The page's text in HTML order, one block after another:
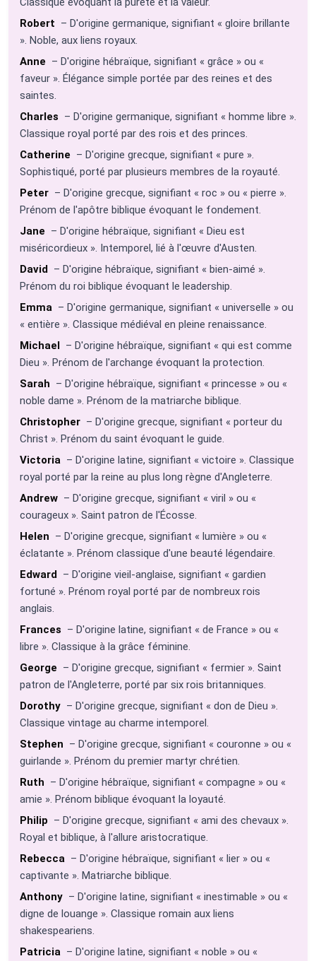
Robert – D'origine germanique, signifiant « gloire brillante
». Noble, aux liens royaux.
Anne – D'origine hébraïque, signifiant « grâce » ou «
faveur ». Élégance simple portée par des reines et des
saintes.
Charles – D'origine germanique, signifiant « homme libre ».
Classique royal porté par des rois et des princes.
Catherine – D'origine grecque, signifiant « pure ».
Sophistiqué, porté par plusieurs membres de la royauté.
Peter – D'origine grecque, signifiant « roc » ou « pierre ».
Prénom de l'apôtre biblique évoquant le fondement.
Jane – D'origine hébraïque, signifiant « Dieu est
miséricordieux ». Intemporel, lié à l'œuvre d'Austen.
David – D'origine hébraïque, signifiant « bien-aimé ».
Prénom du roi biblique évoquant le leadership.
Emma – D'origine germanique, signifiant « universelle » ou
« entière ». Classique médiéval en pleine renaissance.
Michael – D'origine hébraïque, signifiant « qui est comme
Dieu ». Prénom de l'archange évoquant la protection.
Sarah – D'origine hébraïque, signifiant « princesse » ou «
noble dame ». Prénom de la matriarche biblique.
Christopher – D'origine grecque, signifiant « porteur du
Christ ». Prénom du saint évoquant le guide.
Victoria – D'origine latine, signifiant « victoire ». Classique
royal porté par la reine au plus long règne d'Angleterre.
Andrew – D'origine grecque, signifiant « viril » ou «
courageux ». Saint patron de l'Écosse.
Helen – D'origine grecque, signifiant « lumière » ou «
éclatante ». Prénom classique d'une beauté légendaire.
Edward – D'origine vieil-anglaise, signifiant « gardien
fortuné ». Prénom royal porté par de nombreux rois
anglais.
Frances – D'origine latine, signifiant « de France » ou «
libre ». Classique à la grâce féminine.
George – D'origine grecque, signifiant « fermier ». Saint
patron de l'Angleterre, porté par six rois britanniques.
Dorothy – D'origine grecque, signifiant « don de Dieu ».
Classique vintage au charme intemporel.
Stephen – D'origine grecque, signifiant « couronne » ou «
guirlande ». Prénom du premier martyr chrétien.
Ruth – D'origine hébraïque, signifiant « compagne » ou «
amie ». Prénom biblique évoquant la loyauté.
Philip – D'origine grecque, signifiant « ami des chevaux ».
Royal et biblique, à l'allure aristocratique.
Rebecca – D'origine hébraïque, signifiant « lier » ou «
captivante ». Matriarche biblique.
Anthony – D'origine latine, signifiant « inestimable » ou «
digne de louange ». Classique romain aux liens
shakespeariens.
Patricia – D'origine latine, signifiant « noble » ou «